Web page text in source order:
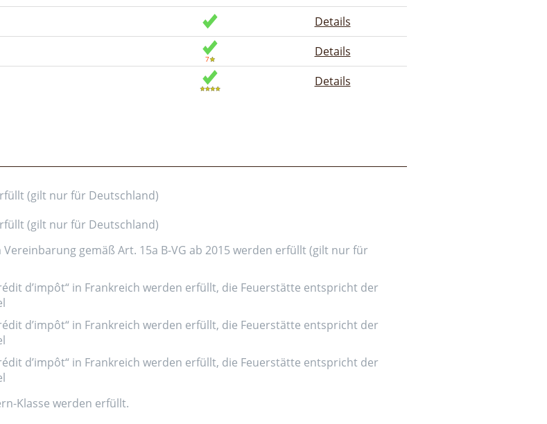
Details
Details
Details
(gilt nur für Deutschland)
(gilt nur für Deutschland)
gemäß Art. 15a B-VG ab 2015 werden erfüllt (gilt nur für
d’impôt“ in Frankreich werden erfüllt, die Feuerstätte entspricht der
d’impôt“ in Frankreich werden erfüllt, die Feuerstätte entspricht der
d’impôt“ in Frankreich werden erfüllt, die Feuerstätte entspricht der
Klasse werden erfüllt.